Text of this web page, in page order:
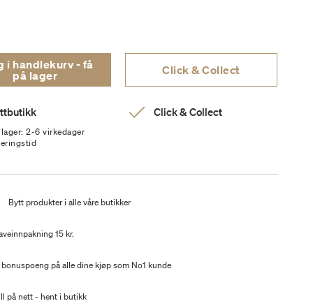
i handlekurv - få
på lager
Click & Collect
lager: 2-6 virkedager
Click & Collect
Bytt produkter i alle våre butikker
15 kr.
på alle dine kjøp som No1 kunde
på nett - hent i butikk